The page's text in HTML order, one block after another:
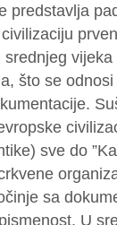
predstavlja
što se
sve do
sa
U